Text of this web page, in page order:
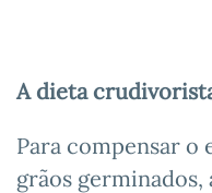
A dieta
Para compensar
grãos germinados,